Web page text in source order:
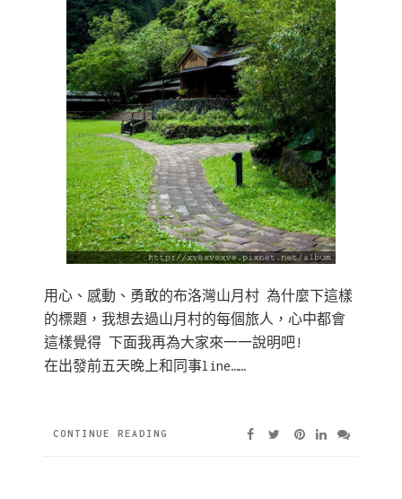
用心、感動、勇敢的布洛灣山月村 為什麼下這樣
的標題，我想去過山月村的每個旅人，心中都會
這樣覺得 下面我再為大家來一一說明吧!
在出發前五天晚上和同事line……
CONTINUE READING